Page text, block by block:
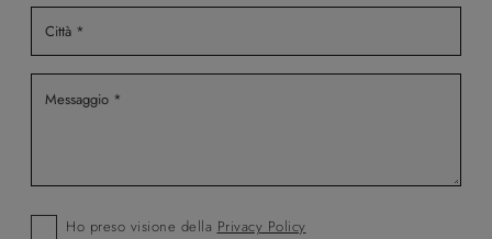
Ho preso visione della Privacy Policy